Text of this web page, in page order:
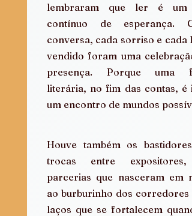
lembraram que ler é um
contínuo de esperança.
conversa, cada sorriso e cada
vendido foram uma
presença. Porque uma
literária, no fim das contas, é
um encontro de mundos
Houve também os
trocas entre expositores,
parcerias que nasceram em
ao burburinho dos corredores
laços que se fortalecem